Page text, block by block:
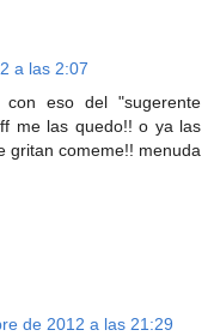
a las 2:07
eso del "sugerente
me las quedo!! o ya las
gritan comeme!! menuda
de 2012 a las 21:29